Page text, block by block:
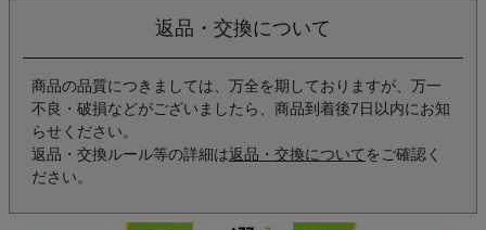
返品・交換について
商品の品質につきましては、万全を期しておりますが、万一
不良・破損などがございましたら、商品到着後7日以内にお知
らせください。
返品・交換ルール等の詳細は返品・交換について をご確認く
ださい。